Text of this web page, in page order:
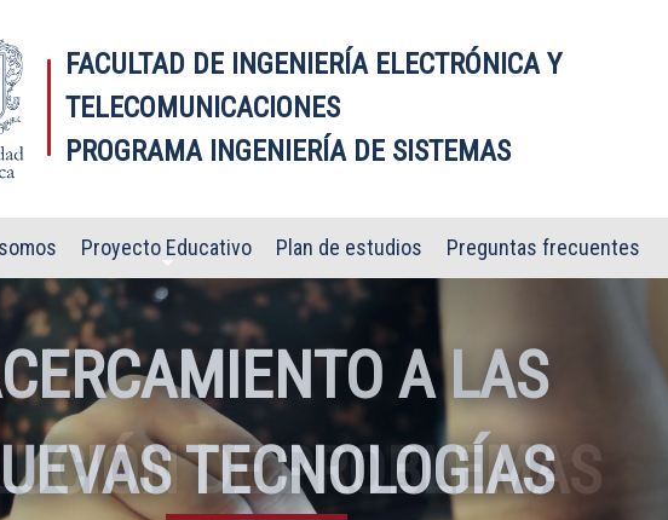
FACULTAD DE INGENIERÍA ELECTRÓNICA Y
TELECOMUNICACIONES
PROGRAMA INGENIERÍA DE SISTEMAS
Proyecto Educativo Plan de estudios Preguntas frecuentes
A LAS
TECNOLOGÍAS